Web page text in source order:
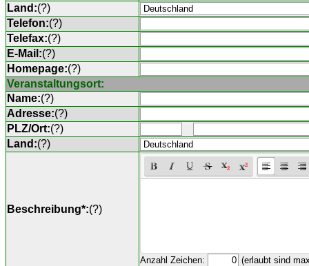
Land:(?)
Telefon:(?)
Telefax:(?)
E-Mail:(?)
Homepage:(?)
Veranstaltungsort:
Name:(?)
Adresse:(?)
PLZ/Ort:(?)
Land:(?)
Beschreibung*:(?)
Anzahl Zeichen: (erlaubt sind